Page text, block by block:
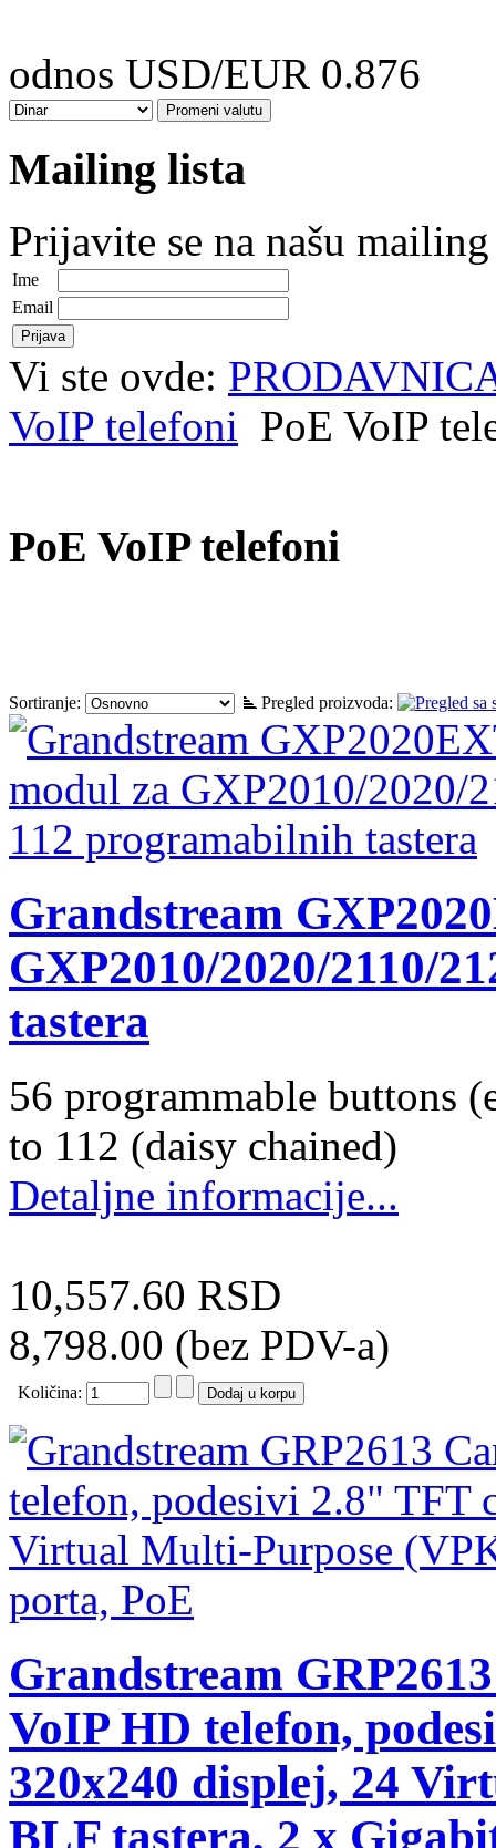
odnos USD/EUR 0.876
Mailing lista
Prijavite se na našu
Ime
Email
Vi ste ovde:
VoIP telefoni PoE VoIP
PoE VoIP telefoni
Sortiranje: Pregled proizvoda:
Grandstream
GXP2010/2020/2110/
tastera
56 programmable buttons
to 112 (daisy chained)
Detaljne informacije...
10,557.60 RSD
8,798.00 (bez PDV-a)
Količina:
Grandstream
VoIP HD telefon,
320x240 displej, 24
BLF tastera, 2 x